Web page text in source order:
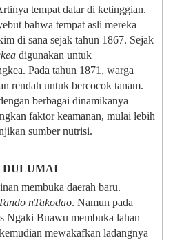
tempat datar di ketinggian.
bahwa tempat asli mereka
di sana sejak tahun 1867. Sejak
digunakan untuk
Pada tahun 1871, warga
rendah untuk bercocok tanam.
berbagai dinamikanya
faktor keamanan, mulai lebih
sumber nutrisi.
DULUMAI
membuka daerah baru.
nTakodao. Namun pada
Ngaki Buawu membuka lahan
mewakafkan ladangnya